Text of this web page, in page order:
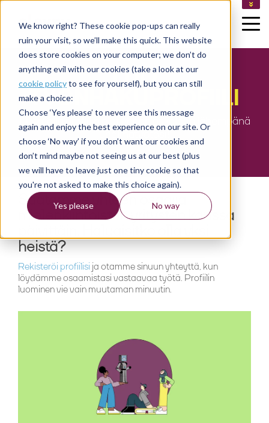
We know right? These cookie pop-ups can really
ruin your visit, so we’ll make this quick. This website
does store cookies on your computer; we don’t do
anything evil with our cookies (take a look at our
cookie policyto see for yourself), but you can still
make a choice:
Choose ‘Yes please’ to never see this message
again and enjoy the best experience on our site. Or
choose ‘No way’ if you don’t want our cookies and
don’t mind maybe not seeing us at our best (plus
we will have to leave just one tiny cookie so that
you're not asked to make this choice again).
Yes please No way
KIRJAUDU (YRITYS)
KIRJAUDU (KONSULTTI)
LUO
TYÖNHAKUPROFIILI
Luomalla profiilin olet yhden askeleen lähempänä
unelmatyötäsi!
Saatamme yhteen osaajia
mielenkiintoisten yritysten kanssa
heistä?
Rekisteröi profiilisi ja otamme sinuun yhteyttä, kun
löydämme osaamistasi vastaavaa työtä. Profiilin
luominen vie vain muutaman minuutin.